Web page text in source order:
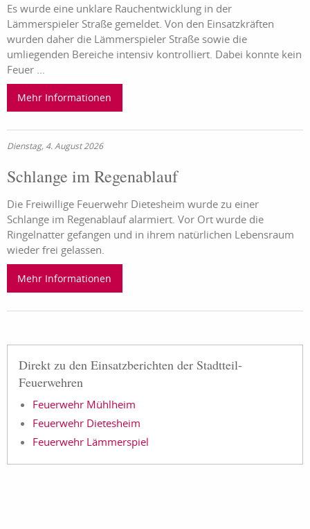
Es wurde eine unklare Rauchentwicklung in der
Lämmerspieler Straße gemeldet. Von den Einsatzkräften
wurden daher die Lämmerspieler Straße sowie die
umliegenden Bereiche intensiv kontrolliert. Dabei konnte kein
Feuer ...
Mehr Informationen
Dienstag, 4. August 2026
Schlange im Regenablauf
Die Freiwillige Feuerwehr Dietesheim wurde zu einer
Schlange im Regenablauf alarmiert. Vor Ort wurde die
Ringelnatter gefangen und in ihrem natürlichen Lebensraum
wieder frei gelassen.
Mehr Informationen
Direkt zu den Einsatzberichten der Stadtteil-
Feuerwehren
Feuerwehr Mühlheim
Feuerwehr Dietesheim
Feuerwehr Lämmerspiel